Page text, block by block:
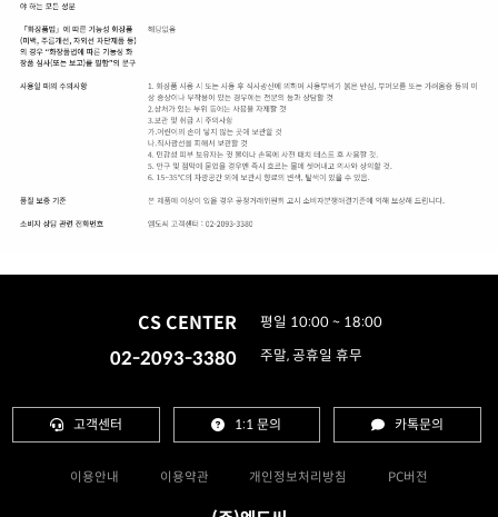
CS CENTER
02-2093-3380
평일 10:00 ~ 18:00
주말, 공휴일 휴무
고객센터 1:1 문의 카톡문의
이용안내 이용약관 개인정보처리방침 PC버전